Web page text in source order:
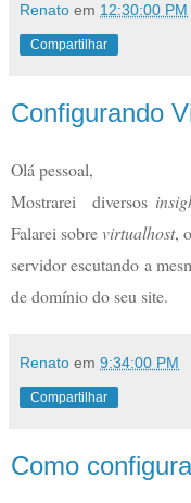
Renato em 12:30:00 PM
Compartilhar
Configurando
Olá pessoal,
Mostrarei  diversos
Falarei sobre virtualhost,
servidor escutando a
de domínio do seu site.
Renato em 9:34:00 PM
Compartilhar
Como